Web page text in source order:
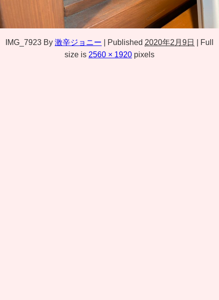
IMG_7923 By 激辛ジョニー Published 2020年2月9日
Full
size is 2560 × 1920 pixels